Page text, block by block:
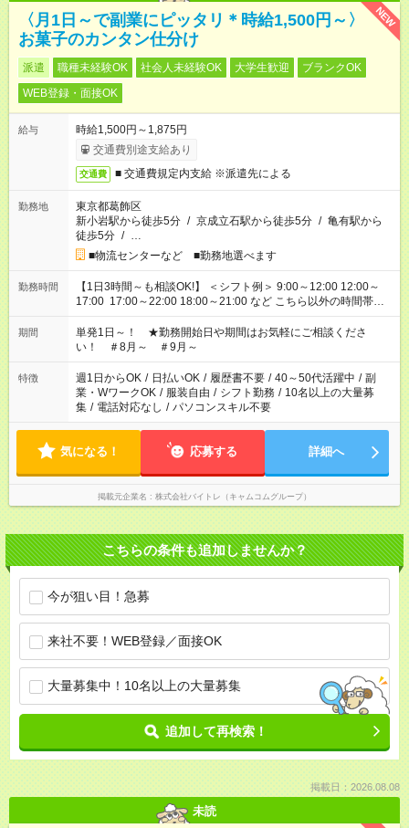
NEW
〈月1日～で副業にピッタリ＊時給1,500円～〉
お菓子のカンタン仕分け
派遣 職種未経験OK 社会人未経験OK 大学生歓迎
ブランクOK
WEB登録・面接OK
給与
時給1,500円～1,875円
交通費別途支給あり
交通費 ■ 交通費規定内支給 ※派遣先による
勤務地
東京都葛飾区
新小岩駅から徒歩5分 / 京成立石駅から徒歩5分 / 亀有駅から
徒歩5分 / …
■物流センターなど ■勤務地選べます
勤務時間
【1日3時間～も相談OK!】 ＜シフト例＞ 9:00～12:00 12:00～
17:00 17:00～22:00 18:00～21:00 など こちら以外の時間帯も
お気軽にご相談ください！
期間
単発1日～！ ★勤務開始日や期間はお気軽にご相談くださ
い！ ＃8月～ ＃9月～
特徴 週1日からOK / 日払いOK / 履歴書不要 / 40～50代活躍中 / 副
業・WワークOK / 服装自由 / シフト勤務 / 10名以上の大量募
集 / 電話対応なし / パソコンスキル不要
気になる！ 応募する 詳細へ
掲載元企業名 株式会社バイトレ（キャムコムグループ）
こちらの条件も追加しませんか？
今が狙い目！急募
来社不要！WEB登録／面接OK
大量募集中！10名以上の大量募集
追加して再検索！
掲載日：2026.08.08
未読